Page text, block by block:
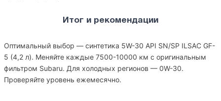
Итог и рекомендации
Оптимальный выбор — синтетика 5W-30 API SN/SP ILSAC GF-
5 (4,2 л). Меняйте каждые 7500-10000 км с оригинальным
фильтром Subaru. Для холодных регионов — 0W-30.
Проверяйте уровень ежемесячно.